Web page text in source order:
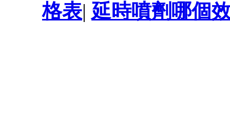
格表| 延時噴劑哪個